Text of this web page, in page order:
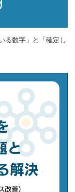
る数字」と「確定し